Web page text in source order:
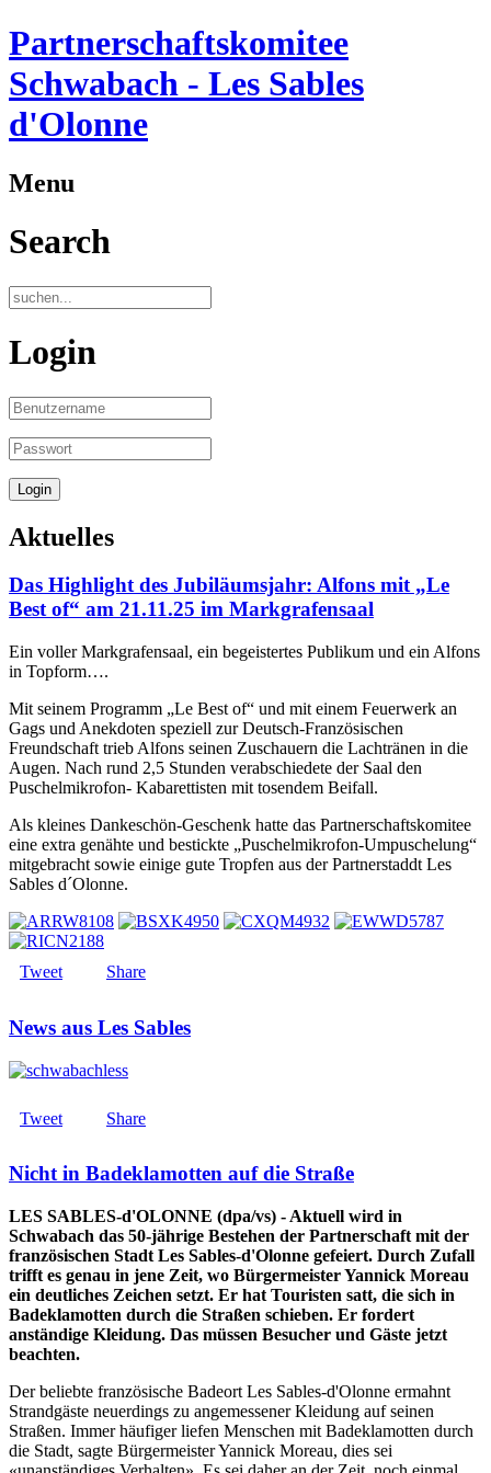
Partnerschaftskomitee
Schwabach - Les Sables
d'Olonne
Menu
Search
Login
Aktuelles
Das Highlight des Jubiläumsjahr: Alfons mit „Le
Best of“ am 21.11.25 im Markgrafensaal
Ein voller Markgrafensaal, ein begeistertes Publikum und ein Alfons
in Topform….
Mit seinem Programm „Le Best of“ und mit einem Feuerwerk an
Gags und Anekdoten speziell zur Deutsch-Französischen
Freundschaft trieb Alfons seinen Zuschauern die Lachtränen in die
Augen. Nach rund 2,5 Stunden verabschiedete der Saal den
Puschelmikrofon- Kabarettisten mit tosendem Beifall.
Als kleines Dankeschön-Geschenk hatte das Partnerschaftskomitee
eine extra genähte und bestickte „Puschelmikrofon-Umpuschelung“
mitgebracht sowie einige gute Tropfen aus der Partnerstaddt Les
Sables d´Olonne.
Tweet Share
News aus Les Sables
Tweet Share
Nicht in Badeklamotten auf die Straße
LES SABLES-d'OLONNE (dpa/vs) - Aktuell wird in
Schwabach das 50-jährige Bestehen der Partnerschaft mit der
französischen Stadt Les Sables-d'Olonne gefeiert. Durch Zufall
trifft es genau in jene Zeit, wo Bürgermeister Yannick Moreau
ein deutliches Zeichen setzt. Er hat Touristen satt, die sich in
Badeklamotten durch die Straßen schieben. Er fordert
anständige Kleidung. Das müssen Besucher und Gäste jetzt
beachten.
Der beliebte französische Badeort Les Sables-d'Olonne ermahnt
Strandgäste neuerdings zu angemessener Kleidung auf seinen
Straßen. Immer häufiger liefen Menschen mit Badeklamotten durch
die Stadt, sagte Bürgermeister Yannick Moreau, dies sei